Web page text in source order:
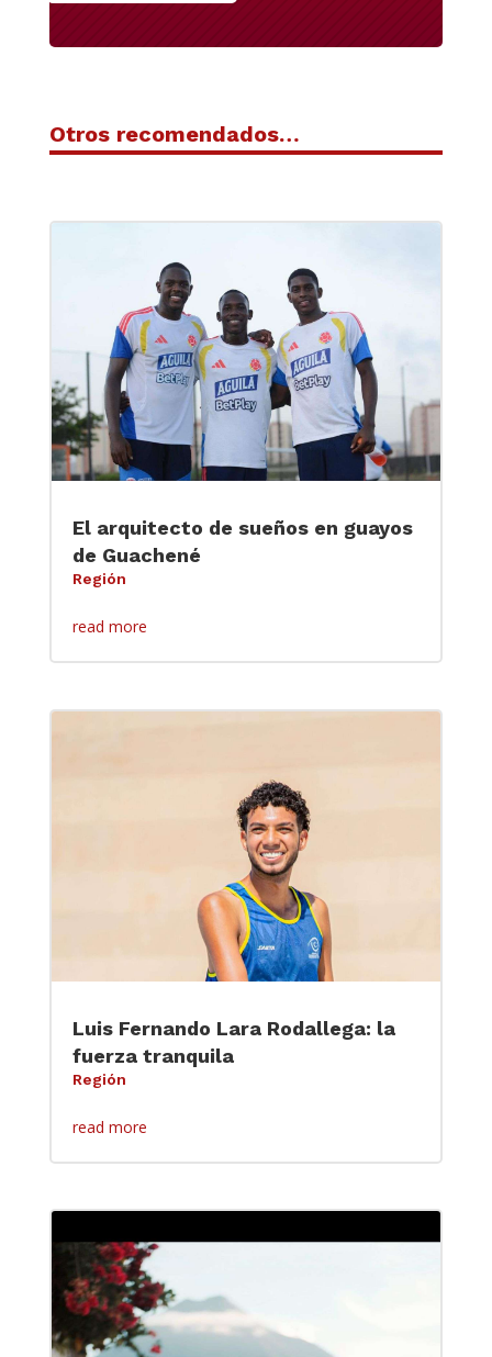
Otros recomendados…
El arquitecto de sueños en guayos
de Guachené
Región
read more
Luis Fernando Lara Rodallega: la
fuerza tranquila
Región
read more